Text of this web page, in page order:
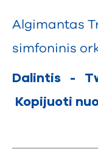
Algimantas
simfoninis
Dalintis -
Kopijuoti